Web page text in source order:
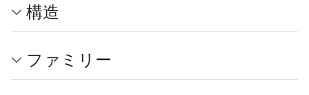
構造
ファミリー